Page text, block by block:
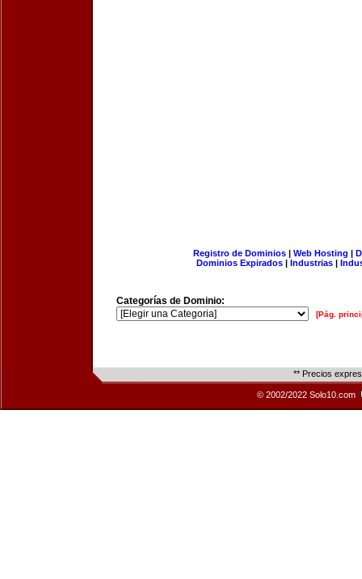
Registro de Dominios| Web Hosting |
Dominios Expirados | Industrias |
Categorías de Dominio:
[Pág.
** Precios
© 2002/2022 Solo10.com